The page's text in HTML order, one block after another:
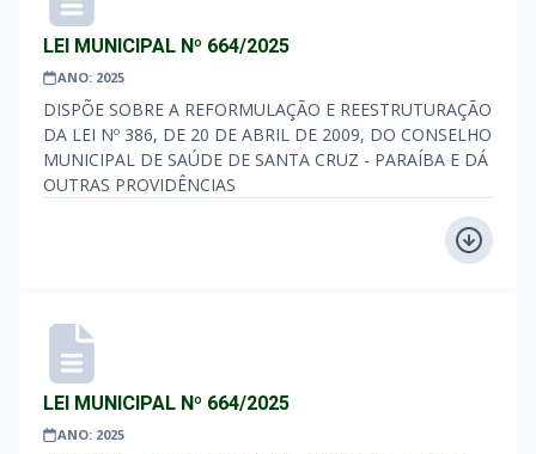
LEI MUNICIPAL Nº 664/2025
ANO: 2025
DISPÕE SOBRE A REFORMULAÇÃO E REESTRUTURAÇÃO
DA LEI Nº 386, DE 20 DE ABRIL DE 2009, DO CONSELHO
MUNICIPAL DE SAÚDE DE SANTA CRUZ - PARAÍBA E DÁ
OUTRAS PROVIDÊNCIAS
LEI MUNICIPAL Nº 664/2025
ANO: 2025